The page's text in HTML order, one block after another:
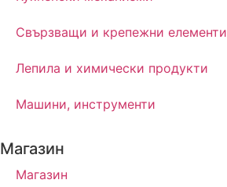
Свързващи и крепежни елементи
Лепила и химически продукти
Машини, инструменти
Магазин
Магазин